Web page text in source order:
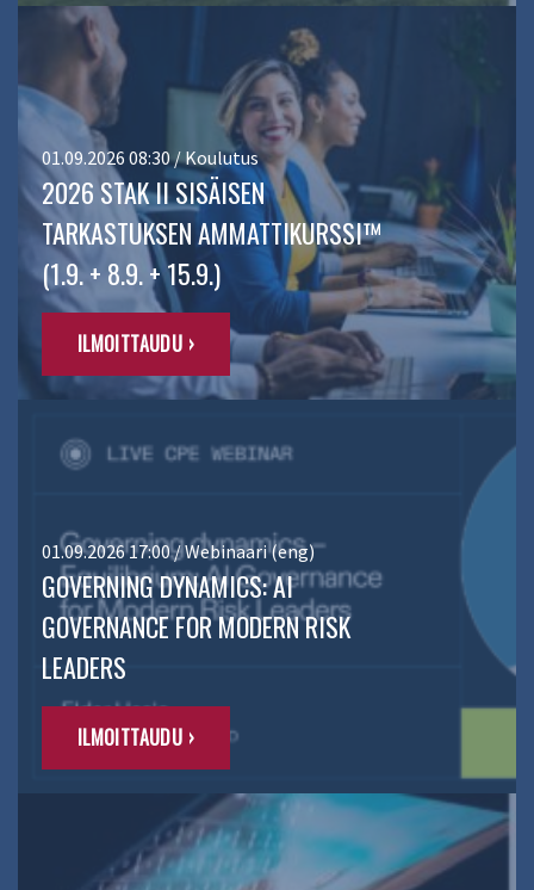
01.09.2026 08:30 / Koulutus
2026 STAK II SISÄISEN
TARKASTUKSEN AMMATTIKURSSI™
(1.9. + 8.9. + 15.9.)
ILMOITTAUDU ›
01.09.2026 17:00 / Webinaari (eng)
GOVERNING DYNAMICS: AI
GOVERNANCE FOR MODERN RISK
LEADERS
ILMOITTAUDU ›